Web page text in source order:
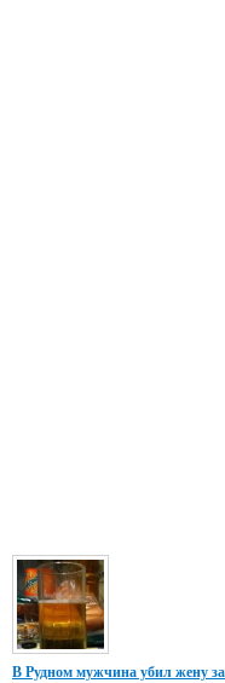
В Рудном мужчина убил жену